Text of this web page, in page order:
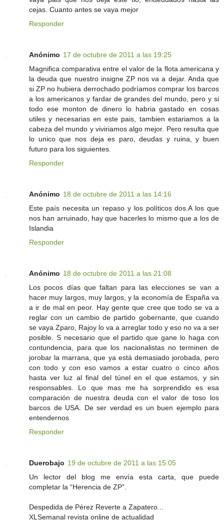
cejas. Cuanto antes se vaya mejor
Responder
Anónimo 17 de octubre de 2011 a las 19:25
Magnifica comparativa entre el valor de la flota americana y
la deuda que nuestro insigne ZP nos va a dejar. Anda que
si ZP no hubiera derrochado podríamos comprar los barcos
a los americanos y fardar de grandes del mundo, pero y si
todo ese monton de dinero lo habria gastado en cosas
utiles y necesarias en este pais, tambien estariamos a la
cabeza del mundo y viviriamos algo mejor. Pero resulta que
lo unico que nos deja es paro, deudas y ruina, y buen
futuro para los siguientes.
Responder
Anónimo 18 de octubre de 2011 a las 14:16
Este país necesita un repaso y los políticos dos.A los que
nos han arruinado, hay que hacerles lo mismo que a los de
Islandia
Responder
Anónimo 18 de octubre de 2011 a las 21:08
Los pocos días que faltan para las elecciones se van a
hacer muy largos, muy largos, y la economía de España va
a ir de mal en peor. Hay gente que cree que todo se va a
reglar con un cambio de partido gobernante, que cuando
se vaya Zparo, Rajoy lo va a arreglar todo y eso no va a ser
posible. S necesario que el partido que gane lo haga con
contundencia, para que los nacionalistas no terminen de
jorobar la marrana, que ya está demasiado jorobada, pero
con todo y con eso vamos a estar cuatro o cinco años
hasta ver luz al final del túnel en el que estamos, y sin
responsables. Lo que mas me ha sorprendido es esa
comparación de nuestra deuda con el valor de toso los
barcos de USA. De ser verdad es un buen ejemplo para
entendernos
Responder
Duerobajo 19 de octubre de 2011 a las 15:05
Un lector del blog me envía esta carta, que puede
completar la “Herencia de ZP”.
Despedida de Pérez Reverte a Zapatero...
XLSemanal revista online de actualidad